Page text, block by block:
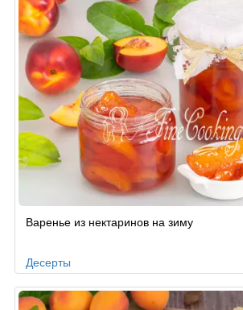
Варенье из нектаринов на зиму
Десерты